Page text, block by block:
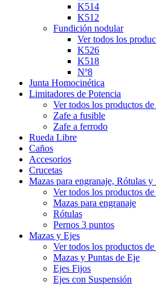
K514
K512
Fundición nodular
Ver todos los
K526
K518
Nº8
Junta Homocinética
Limitadores de Potencia
Ver todos los productos de
Zafe a fusible
Zafe a ferrodo
Rueda Libre
Caños
Accesorios
Crucetas
Mazas para engranaje, Rótulas y
Ver todos los productos de
Mazas para engranaje
Rótulas
Pernos 3 puntos
Mazas y Ejes
Ver todos los productos de
Mazas y Puntas de Eje
Ejes Fijos
Ejes con Suspensión